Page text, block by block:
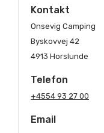
Kontakt
Onsevig Camping
Byskovvej 42
4913 Horslunde
Telefon
+4554 93 27 00
Email